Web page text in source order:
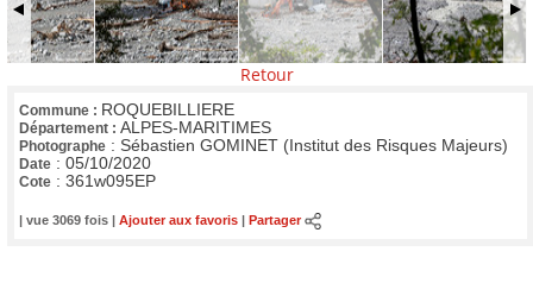
Retour
Commune : ROQUEBILLIERE
Département : ALPES-MARITIMES
Photographe : Sébastien GOMINET (Institut des Risques Majeurs)
Date : 05/10/2020
Cote : 361w095EP
| vue 3069 fois | Ajouter aux favoris Partager